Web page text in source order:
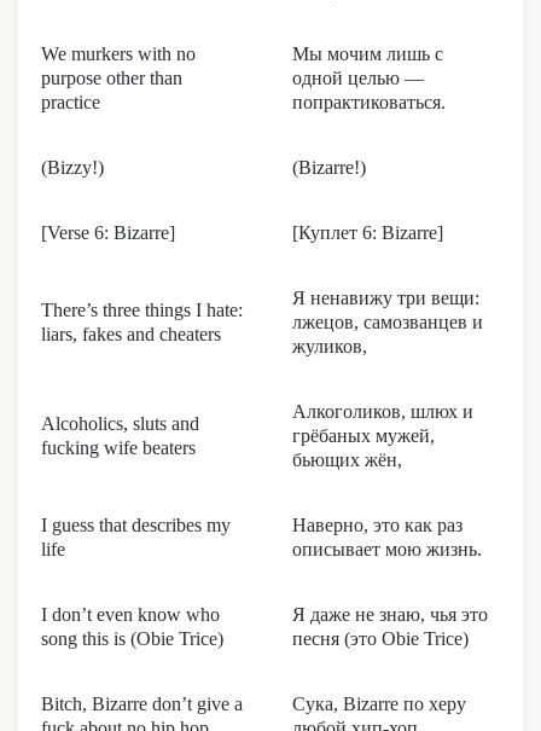
We murkers with no
purpose other than
practice
Мы мочим лишь с
одной целью —
попрактиковаться.
(Bizzy!) (Bizarre!)
[Verse 6: Bizarre] [Куплет 6: Bizarre]
There’s three things I hate:
liars, fakes and cheaters
Я ненавижу три вещи:
лжецов, самозванцев и
жуликов,
Alcoholics, sluts and
fucking wife beaters
Алкоголиков, шлюх и
грёбаных мужей,
бьющих жён,
I guess that describes my
life
Наверно, это как раз
описывает мою жизнь.
I don’t even know who
song this is (Obie Trice)
Я даже не знаю, чья это
песня (это Obie Trice)
Bitch, Bizarre don’t give a
Сука, Bizarre по херу